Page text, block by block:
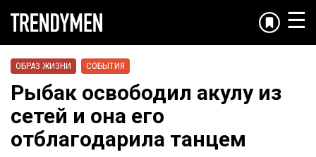
☰
ОБРАЗ ЖИЗНИ СОБЫТИЯ
Рыбак освободил акулу из
сетей и она его
отблагодарила танцем